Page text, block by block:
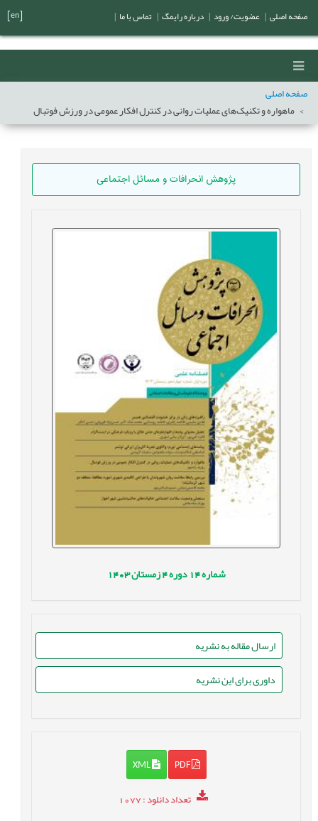
صفحه اصلی
ماهواره و تکنیک‌های عملیات روانی در کنترل افکار عمومی در ورزش فوتبال
پژوهش انحرافات و مسائل اجتماعی
شماره14 دوره4 زمستان1403
ارسال مقاله به نشریه
داوری برای این نشریه
PDF
XML
تعداد دانلود: 1077
صفحه اصلی عضویت/ ورود درباره رایمگ تماس با ما